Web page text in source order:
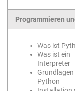
Programmieren
Was ist
Was ist ein
Interpreter
Grundlagen
Python